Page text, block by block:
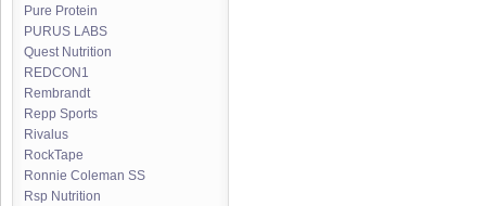
Pure Protein
PURUS LABS
Quest Nutrition
REDCON1
Rembrandt
Repp Sports
Rivalus
RockTape
Ronnie Coleman SS
Rsp Nutrition